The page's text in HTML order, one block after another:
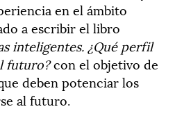
en el ámbito
a escribir el libro
inteligentes. ¿Qué perfil
futuro?con el objetivo de
deben potenciar los
al futuro.